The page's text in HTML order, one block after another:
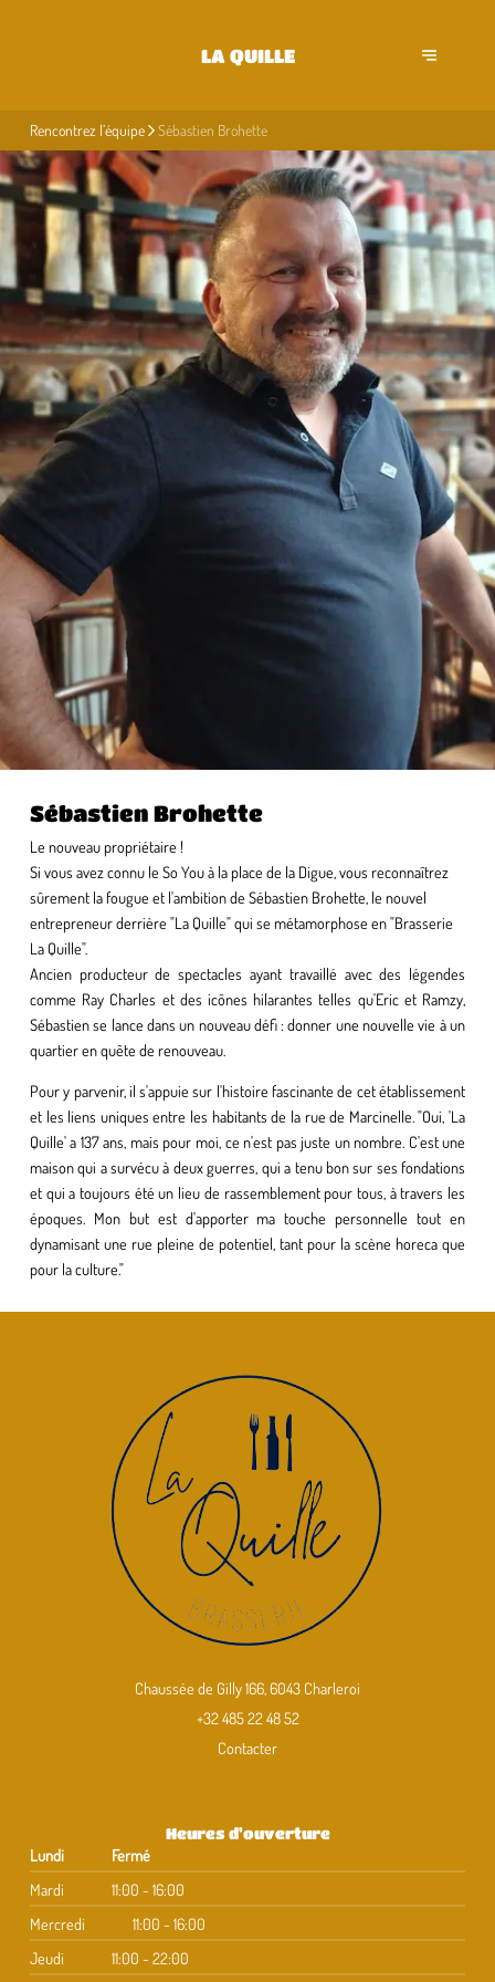
LA QUILLE
Rencontrez l’équipe Sébastien Brohette
Sébastien Brohette
Le nouveau propriétaire !
Si vous avez connu le So You à la place de la Digue, vous reconnaîtrez
sûrement la fougue et l'ambition de Sébastien Brohette, le nouvel
entrepreneur derrière "La Quille" qui se métamorphose en "Brasserie
La Quille".
Ancien producteur de spectacles ayant travaillé avec des légendes
comme Ray Charles et des icônes hilarantes telles qu'Eric et Ramzy,
Sébastien se lance dans un nouveau défi : donner une nouvelle vie à un
quartier en quête de renouveau.
Pour y parvenir, il s'appuie sur l'histoire fascinante de cet établissement
et les liens uniques entre les habitants de la rue de Marcinelle. "Oui, 'La
Quille' a 137 ans, mais pour moi, ce n'est pas juste un nombre. C'est une
maison qui a survécu à deux guerres, qui a tenu bon sur ses fondations
et qui a toujours été un lieu de rassemblement pour tous, à travers les
époques. Mon but est d'apporter ma touche personnelle tout en
dynamisant une rue pleine de potentiel, tant pour la scène horeca que
pour la culture."
Chaussée de Gilly 166, 6043 Charleroi
+32 485 22 48 52
Contacter
Heures d'ouverture
Lundi
Fermé
Mardi
11:00 - 16:00
Mercredi
11:00 - 16:00
Jeudi
11:00 - 22:00